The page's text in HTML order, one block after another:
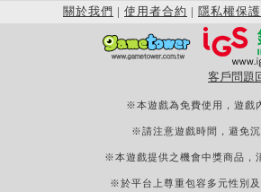
關於我們 | 使用者合約 | 隱私權保護
客戶問題
※本遊戲為免費使用，遊戲
※請注意遊戲時間，避免
※本遊戲提供之機會中獎商品，
※於平台上尊重包容多元性別